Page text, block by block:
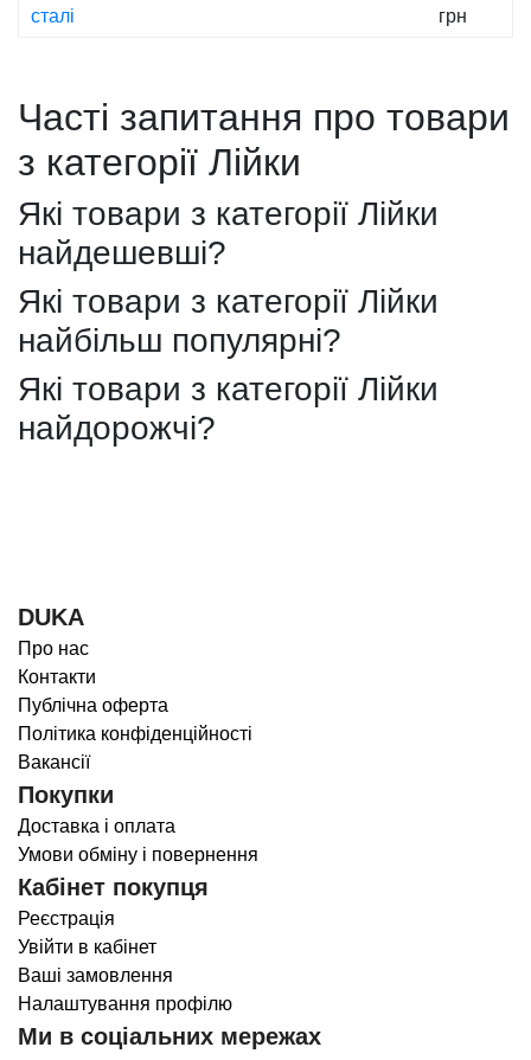
сталі
грн
Часті запитання про товари
з категорії Лійки
Які товари з категорії Лійки
найдешевші?
Які товари з категорії Лійки
найбільш популярні?
Які товари з категорії Лійки
найдорожчі?
DUKA
Про нас
Контакти
Публічна оферта
Політика конфіденційності
Вакансії
Покупки
Доставка і оплата
Умови обміну і повернення
Кабінет покупця
Реєстрація
Увійти в кабінет
Ваші замовлення
Налаштування профілю
Ми в соціальних мережах